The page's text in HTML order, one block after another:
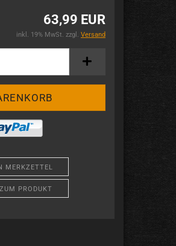
63,99 EUR
inkl. 19% MwSt. zzgl. Versand
MERKZETTEL
PRODUKT